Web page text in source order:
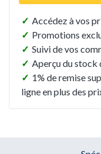
✓ Accédez à vos
✓ Promotions
✓ Suivi de vos
✓ Aperçu du stock
✓ 1% de remise
ligne en plus des